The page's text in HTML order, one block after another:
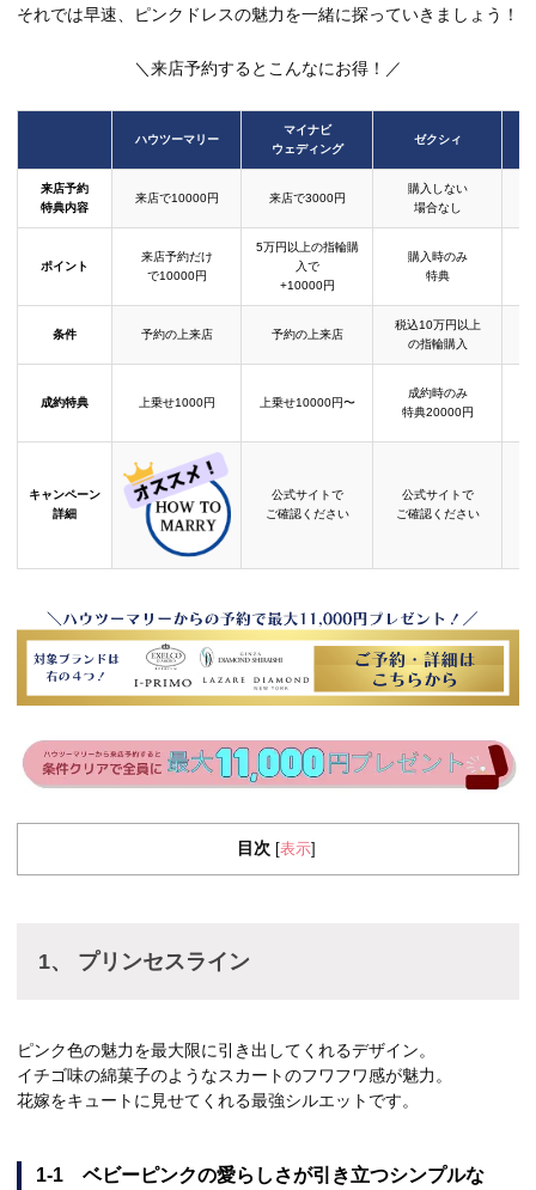
それでは早速、ピンクドレスの魅力を一緒に探っていきましょう！
＼来店予約するとこんなにお得！／
ハウツーマリー
マイナビ
ウェディング
ゼクシィ
来店予約
特典内容
来店で10000円 来店で3000円
購入しない
場合なし
ポイント
来店予約だけ
で10000円
5万円以上の指輪購
入で
+10000円
購入時のみ
特典
条件 予約の上来店 予約の上来店
税込10万円以上
の指輪購入
成約特典 上乗せ1000円 上乗せ10000円〜
成約時のみ
特典20000円
キャンペーン
詳細
公式サイトで
ご確認ください
公式サイトで
ご確認ください
目次 表示
1、 プリンセスライン
ピンク色の魅力を最大限に引き出してくれるデザイン。
イチゴ味の綿菓子のようなスカートのフワフワ感が魅力。
花嫁をキュートに見せてくれる最強シルエットです。
1-1 ベビーピンクの愛らしさが引き立つシンプルな